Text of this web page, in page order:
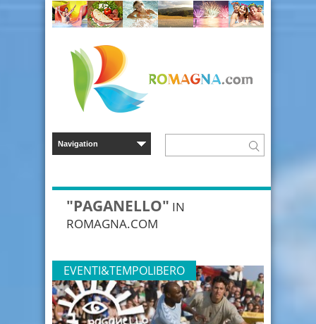
"PAGANELLO" IN
ROMAGNA.COM
EVENTI&TEMPOLIBERO